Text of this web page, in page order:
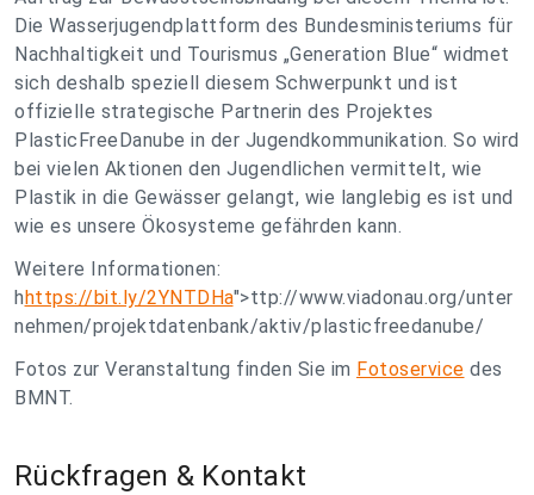
Die Wasserjugendplattform des Bundesministeriums für
Nachhaltigkeit und Tourismus „Generation Blue“ widmet
sich deshalb speziell diesem Schwerpunkt und ist
offizielle strategische Partnerin des Projektes
PlasticFreeDanube in der Jugendkommunikation. So wird
bei vielen Aktionen den Jugendlichen vermittelt, wie
Plastik in die Gewässer gelangt, wie langlebig es ist und
wie es unsere Ökosysteme gefährden kann.
Weitere Informationen:
h https://bit.ly/2YNTDHa">ttp://www.viadonau.org/unter
nehmen/projektdatenbank/aktiv/plasticfreedanube/
Fotos zur Veranstaltung finden Sie im Fotoservice des
BMNT.
Rückfragen & Kontakt